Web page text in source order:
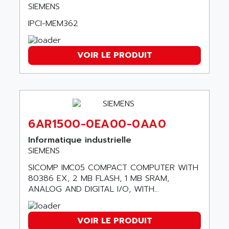
SMTBSI
MP
SIMATIC PC
SINUMERIK 820
ALIMENTATION
IRT
TPD32
ZELIO
SIMATIC S5-95F
NUM 1040
ANKAM
ANRITSU
ANS
ANSALDO
ANSELL
ANSMANN
ANSYCO
ANTEC
ANTEK INSTRUMENTS
ANUVA TECHNOLOGIES
ANYBUS
SIEMENS
IPCI-MEM362
VOIR LE PRODUIT
6AR1500-0EA00-0AA0
Informatique industrielle
SIEMENS
SICOMP IMC05 COMPACT COMPUTER WITH
80386 EX, 2 MB FLASH, 1 MB SRAM,
ANALOG AND DIGITAL I/O, WITH...
VOIR LE PRODUIT